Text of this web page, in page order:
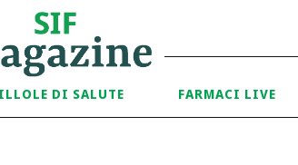
DI SALUTE FARMACI LIVE